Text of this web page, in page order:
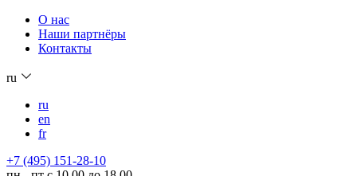
О нас
Наши партнёры
Контакты
ru
ru
en
fr
+7 (495) 151-28-10